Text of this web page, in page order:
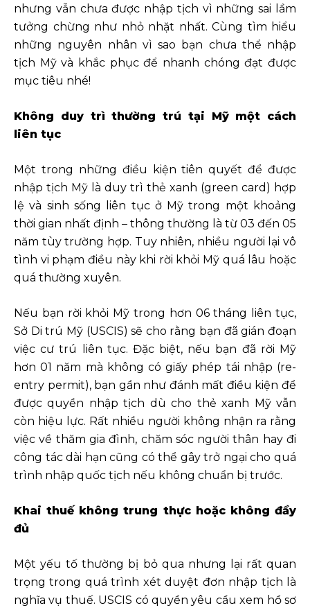
nhưng vẫn chưa được nhập tịch vì những sai lầm
tưởng chừng như nhỏ nhặt nhất. Cùng tìm hiểu
những nguyên nhân vì sao bạn chưa thể nhập
tịch Mỹ và khắc phục để nhanh chóng đạt được
mục tiêu nhé!
Không duy trì thường trú tại Mỹ một cách
liên tục
Một trong những điều kiện tiên quyết để được
nhập tịch Mỹ là duy trì thẻ xanh (green card) hợp
lệ và sinh sống liên tục ở Mỹ trong một khoảng
thời gian nhất định – thông thường là từ 03 đến 05
năm tùy trường hợp. Tuy nhiên, nhiều người lại vô
tình vi phạm điều này khi rời khỏi Mỹ quá lâu hoặc
quá thường xuyên.
Nếu bạn rời khỏi Mỹ trong hơn 06 tháng liên tục,
Sở Di trú Mỹ (USCIS) sẽ cho rằng bạn đã gián đoạn
việc cư trú liên tục. Đặc biệt, nếu bạn đã rời Mỹ
hơn 01 năm mà không có giấy phép tái nhập (re-
entry permit), bạn gần như đánh mất điều kiện để
được quyền nhập tịch dù cho thẻ xanh Mỹ vẫn
còn hiệu lực. Rất nhiều người không nhận ra rằng
việc về thăm gia đình, chăm sóc người thân hay đi
công tác dài hạn cũng có thể gây trở ngại cho quá
trình nhập quốc tịch nếu không chuẩn bị trước.
Khai thuế không trung thực hoặc không đầy
đủ
Một yếu tố thường bị bỏ qua nhưng lại rất quan
trọng trong quá trình xét duyệt đơn nhập tịch là
nghĩa vụ thuế. USCIS có quyền yêu cầu xem hồ sơ